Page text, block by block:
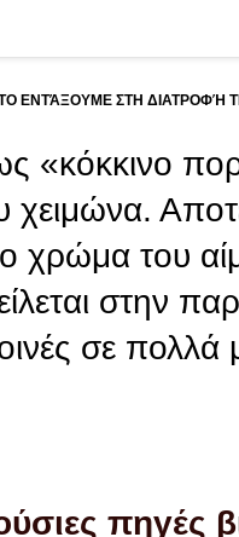
ΤΟ ΕΝΤΆΞΟΥΜΕ ΣΤΗ ΔΙΑΤΡΟΦΉ
«κόκκινο
χειμώνα.
χρώμα του
στην
σε
πηγές